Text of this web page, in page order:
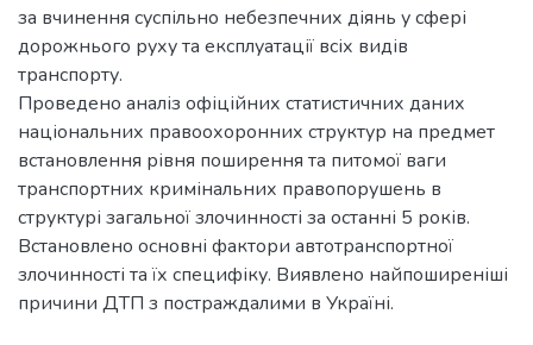
за вчинення суспільно небезпечних діянь у сфері
дорожнього руху та експлуатації всіх видів
транспорту.
Проведено аналіз офіційних статистичних даних
національних правоохоронних структур на предмет
встановлення рівня поширення та питомої ваги
транспортних кримінальних правопорушень в
структурі загальної злочинності за останні 5 років.
Встановлено основні фактори автотранспортної
злочинності та їх специфіку. Виявлено найпоширеніші
причини ДТП з постраждалими в Україні.